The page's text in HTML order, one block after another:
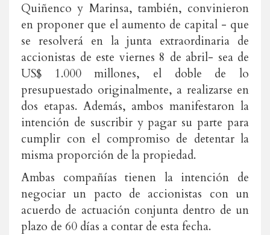
Quiñenco y Marinsa, también, convinieron
en proponer que el aumento de capital - que
se resolverá en la junta extraordinaria de
accionistas de este viernes 8 de abril- sea de
US$ 1.000 millones, el doble de lo
presupuestado originalmente, a realizarse en
dos etapas. Además, ambos manifestaron la
intención de suscribir y pagar su parte para
cumplir con el compromiso de detentar la
misma proporción de la propiedad.
Ambas compañías tienen la intención de
negociar un pacto de accionistas con un
acuerdo de actuación conjunta dentro de un
plazo de 60 días a contar de esta fecha.